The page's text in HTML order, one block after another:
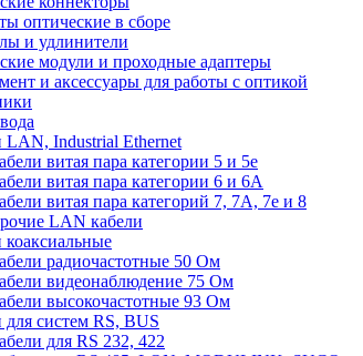
оптические в сборе
и удлинители
модули и проходные адаптеры
и аксессуары для работы с оптикой
LAN, Industrial Ethernet
витая пара категории 5 и 5е
витая пара категории 6 и 6A
витая пара категорий 7, 7А, 7е и 8
LAN кабели
коаксиальные
радиочастотные 50 Ом
видеонаблюдение 75 Ом
высокочастотные 93 Ом
для систем RS, BUS
для RS 232, 422